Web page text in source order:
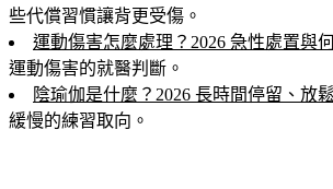
些代償習慣讓背更受傷。
運動傷害怎麼處理？2026 急性處置與
運動傷害的就醫判斷。
陰瑜伽是什麼？2026 長時間停留、放
緩慢的練習取向。